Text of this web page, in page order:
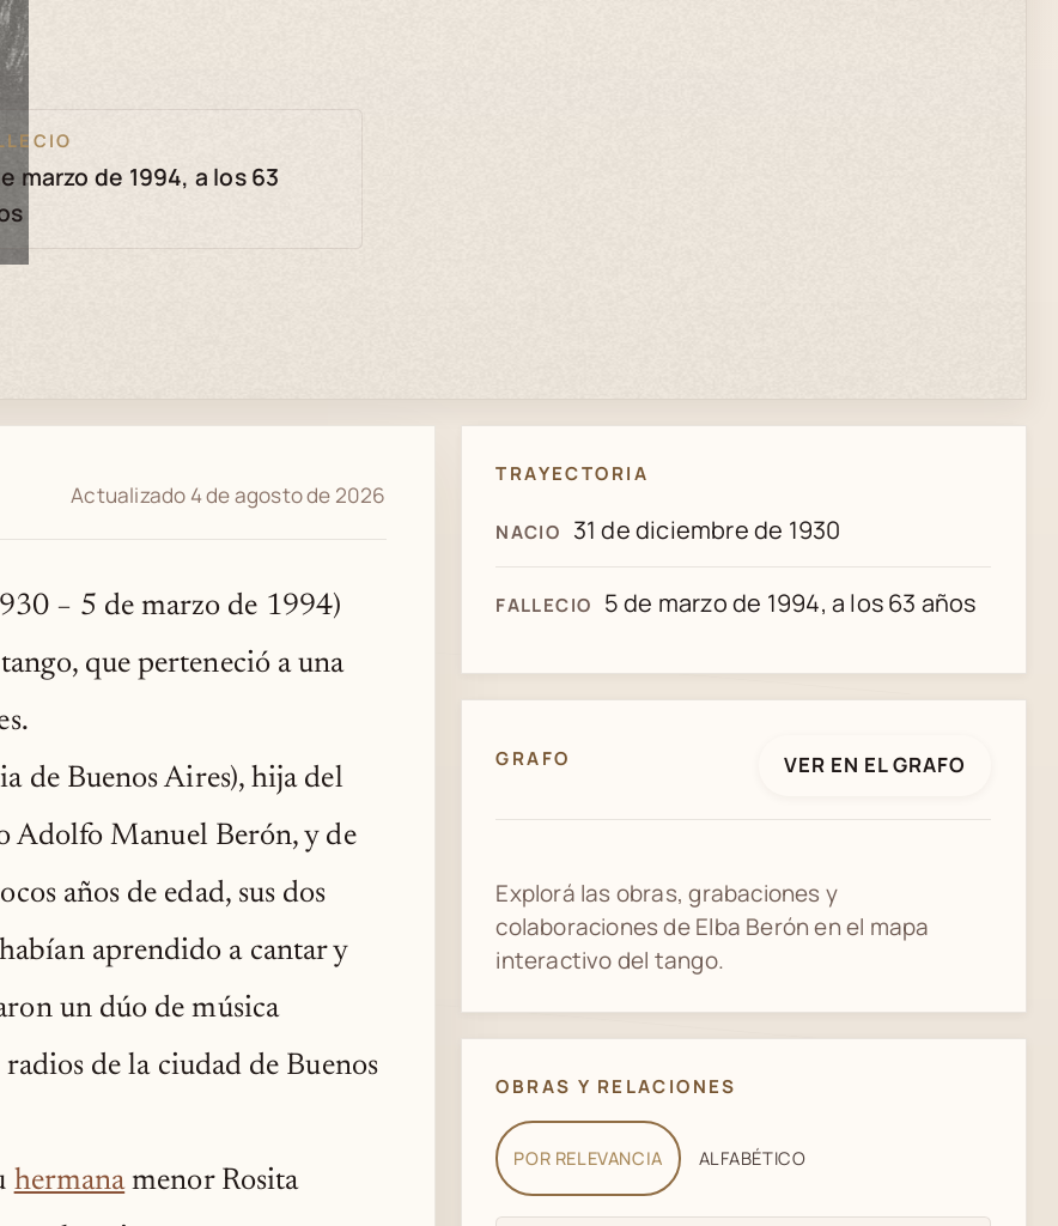
marzo de 1994, a los 63
Actualizado 4 de agosto de 2026
− 5 de marzo de 1994)
que perteneció a una
de Buenos Aires), hija del
Adolfo Manuel Berón, y de
años de edad, sus dos
aprendido a cantar y
un dúo de música
de la ciudad de Buenos
hermanamenor Rosita
TRAYECTORIA
NACIO 31 de diciembre de 1930
FALLECIO 5 de marzo de 1994, a los 63 años
GRAFO VER EN EL GRAFO
Explorá las obras, grabaciones y
colaboraciones de Elba Berón en el mapa
interactivo del tango.
OBRAS Y RELACIONES
POR RELEVANCIA ALFABÉTICO